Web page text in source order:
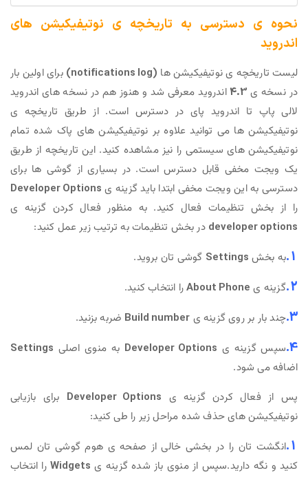
نحوه ی دسترسی به تاریخچه ی نوتیفیکیشن های
اندروید
لیست تاریخچه ی نوتیفیکیشن ها (notifications log)
برای اولین بار
در نسخه ی 4.3اندروید معرفی شد و هنوز هم در نسخه های اندروید
لالی پاپ تا اندروید پای در دسترس است. از طریق تاریخچه ی
نوتیفیکیشن ها می توانید علاوه بر نوتیفیکیشن های پاک شده تمام
نوتیفیکیشن های سیستمی را نیز مشاهده کنید. این تاریخچه از طریق
یک ویجت مخفی قابل دسترس است. در بسیاری از گوشی ها برای
دسترسی به این ویجت مخفی ابتدا باید گزینه ی Developer Options
را از بخش تنظیمات فعال کنید. به منظور فعال کردن گزینه ی
developer options در بخش تنظیمات به ترتیب زیر عمل کنید:
1. به بخش Settings گوشی تان بروید.
2. گزینه ی About Phoneرا انتخاب کنید.
3. چند بار بر روی گزینه ی Build number ضربه بزنید.
4. سپس گزینه ی Developer Options به منوی اصلی Settings
اضافه می شود.
پس از فعال کردن گزینه ی Developer Options برای بازیابی
نوتیفیکیشن های حذف شده مراحل زیر را طی کنید:
1. انگشت تان را در بخشی خالی از صفحه ی هوم گوشی تان لمس
کنید و نگه دارید.سپس از منوی باز شده گزینه ی Widgetsرا انتخاب